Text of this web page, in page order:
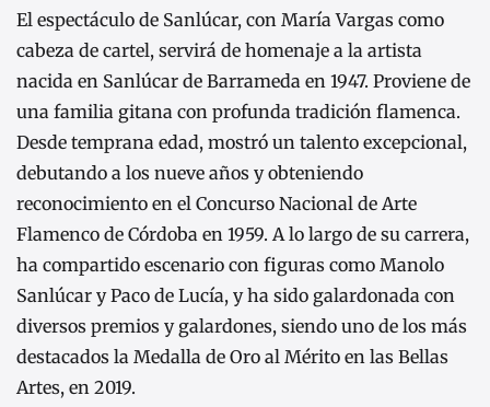
El espectáculo de Sanlúcar, con María Vargas como
cabeza de cartel, servirá de homenaje a la artista
nacida en Sanlúcar de Barrameda en 1947. Proviene de
una familia gitana con profunda tradición flamenca.
Desde temprana edad, mostró un talento excepcional,
debutando a los nueve años y obteniendo
reconocimiento en el Concurso Nacional de Arte
Flamenco de Córdoba en 1959. A lo largo de su carrera,
ha compartido escenario con figuras como Manolo
Sanlúcar y Paco de Lucía, y ha sido galardonada con
diversos premios y galardones, siendo uno de los más
destacados la Medalla de Oro al Mérito en las Bellas
Artes, en 2019.